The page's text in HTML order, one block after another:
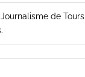
de